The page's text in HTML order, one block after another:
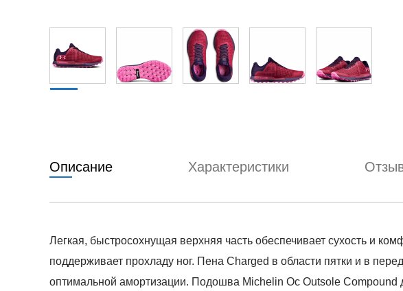
Описание Характеристики
Легкая, быстросохнущая верхняя часть обеспечивает сухость и
поддерживает прохладу ног. Пена Charged в области пятки и в
оптимальной амортизации. Подошва Michelin Oc Outsole